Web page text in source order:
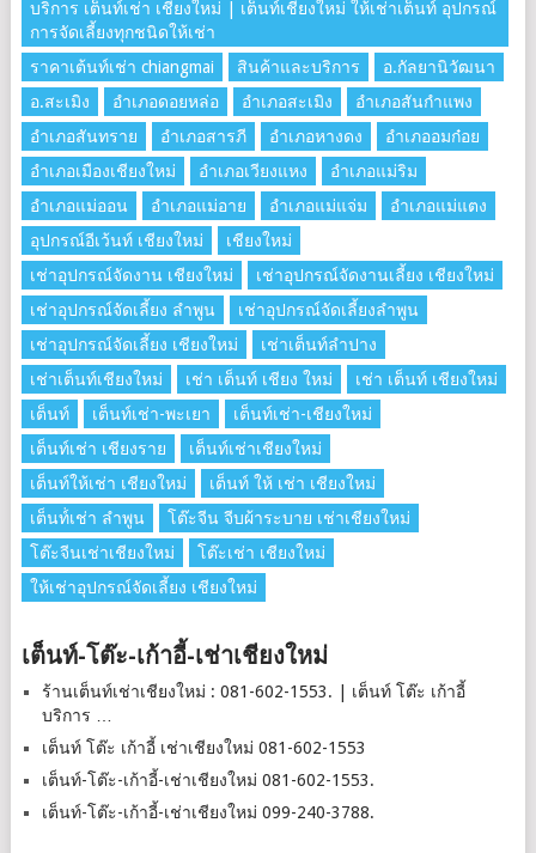
บริการ เต็นท์เช่า เชียงใหม่ | เต็นท์เชียงใหม่ ให้เช่าเต็นท์ อุปกรณ์
การจัดเลี้ยงทุกชนิดให้เช่า
ราคาเต้นท์เช่า chiangmai
สินค้าและบริการ
อ.กัลยานิวัฒนา
อ.สะเมิง
อำเภอดอยหล่อ อำเภอสะเมิง
อำเภอสันกำแพง
อำเภอสันทราย
อำเภอสารภี อำเภอหางดง
อำเภออมก๋อย
อำเภอเมืองเชียงใหม่
อำเภอเวียงแหง
อำเภอแม่ริม
อำเภอแม่ออน
อำเภอแม่อาย อำเภอแม่แจ่ม
อำเภอแม่แตง
อุปกรณ์อีเว้นท์ เชียงใหม่
เชียงใหม่
เช่าอุปกรณ์จัดงาน เชียงใหม่
เช่าอุปกรณ์จัดงานเลี้ยง เชียงใหม่
เช่าอุปกรณ์จัดเลี้ยง ลําพูน
เช่าอุปกรณ์จัดเลี้ยงลําพูน
เช่าอุปกรณ์จัดเลี้ยง เชียงใหม่
เช่าเต็นท์ลำปาง
เช่าเต็นท์เชียงใหม่
เช่า เต็นท์ เชียง ใหม่
เช่า เต็นท์ เชียงใหม่
เต็นท์
เต็นท์เช่า-พะเยา
เต็นท์เช่า-เชียงใหม่
เต็นท์เช่า เชียงราย
เต็นท์เช่าเชียงใหม่
เต็นท์ให้เช่า เชียงใหม่
เต็นท์ ให้ เช่า เชียงใหม่
เต็นท์่เช่า ลำพูน
โต๊ะจีน จีบผ้าระบาย เช่าเชียงใหม่
โต๊ะจีนเช่าเชียงใหม่
โต๊ะเช่า เชียงใหม่
ให้เช่าอุปกรณ์จัดเลี้ยง เชียงใหม่
เต็นท์-โต๊ะ-เก้าอี้-เช่าเชียงใหม่
ร้านเต็นท์เช่าเชียงใหม่ : 081-602-1553. | เต็นท์ โต๊ะ เก้าอี้
บริการ …
เต็นท์ โต๊ะ เก้าอี้ เช่าเชียงใหม่ 081-602-1553
เต็นท์-โต๊ะ-เก้าอี้-เช่าเชียงใหม่ 081-602-1553.
เต็นท์-โต๊ะ-เก้าอี้-เช่าเชียงใหม่ 099-240-3788.